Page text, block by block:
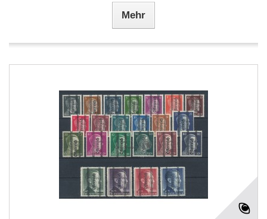
Mehr